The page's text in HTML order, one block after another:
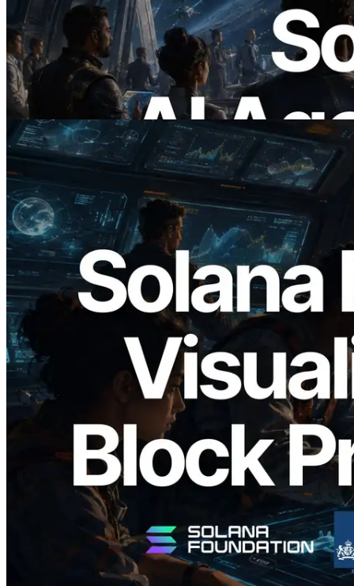
ERPC Meluncurkan Solana RPC
Berbasis x402 — Era AI Agent
Membayar API yang Dibutuhkan Secara
On Demand
Baca artikel ini
2026.05.24
Validators Solutions Meluncurkan Solana
Block Analyzer — Memvisualisasikan
Waktu Produksi Blok per Slot dan
Validator yang Ditugaskan